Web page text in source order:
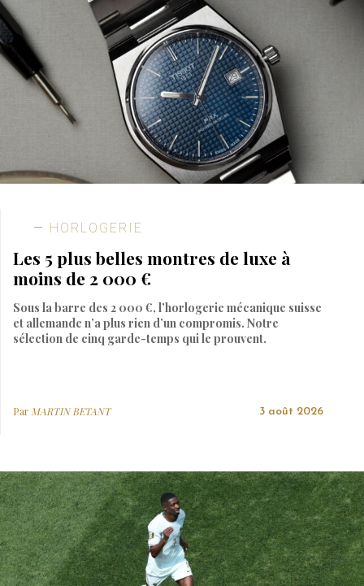
HORLOGERIE
Les 5 plus belles montres de luxe à
moins de 2 000 €
Sous la barre des 2 000 €, l’horlogerie mécanique suisse
et allemande n’a plus rien d’un compromis. Notre
sélection de cinq garde-temps qui le prouvent.
ParMARTIN BETANT 3 août 2026